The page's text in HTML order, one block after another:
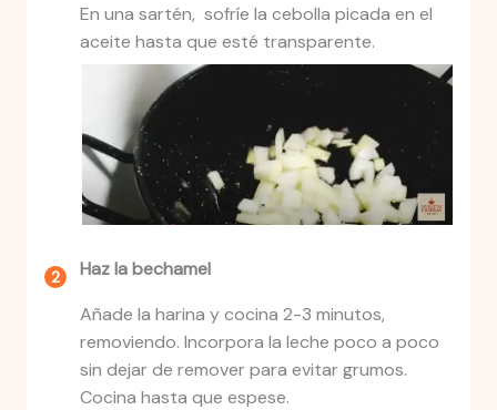
En una sartén, sofríe la cebolla picada en el
aceite hasta que esté transparente.
Haz la bechamel
Añade la harina y cocina 2-3 minutos,
removiendo. Incorpora la leche poco a poco
sin dejar de remover para evitar grumos.
Cocina hasta que espese.